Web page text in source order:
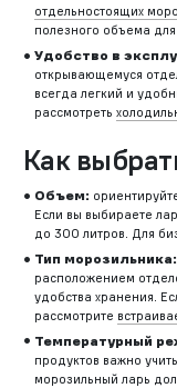
отдельностоящих
полезного объема
Удобство в
открывающемуся
всегда легкий и
рассмотреть
Как
Объем:
Если вы выбираете
до 300 литров. Для
Тип морозильника:
расположением
удобства хранения.
рассмотрите
Температурный
продуктов важно
морозильный ларь